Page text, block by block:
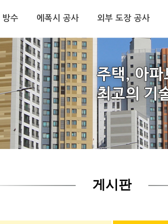
방수 에폭시 공사 외부 도장 공사
게시판